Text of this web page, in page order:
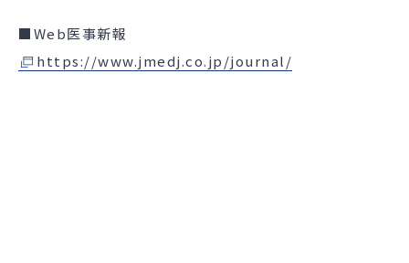
■Web医事新報
https://www.jmedj.co.jp/journal/